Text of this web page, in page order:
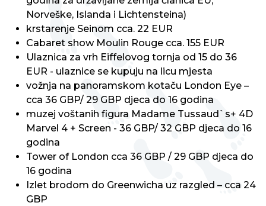
Norveške, Islanda i Lichtensteina)
krstarenje Seinom cca. 22 EUR
Cabaret show Moulin Rouge cca. 155 EUR
Ulaznica za vrh Eiffelovog tornja od 15 do 36
EUR - ulaznice se kupuju na licu mjesta
vožnja na panoramskom kotaču London Eye –
cca 36 GBP/ 29 GBP djeca do 16 godina
muzej voštanih figura Madame Tussaud`s+ 4D
Marvel 4 + Screen - 36 GBP/ 32 GBP djeca do 16
godina
Tower of London cca 36 GBP / 29 GBP djeca do
16 godina
Izlet brodom do Greenwicha uz razgled – cca 24
GBP